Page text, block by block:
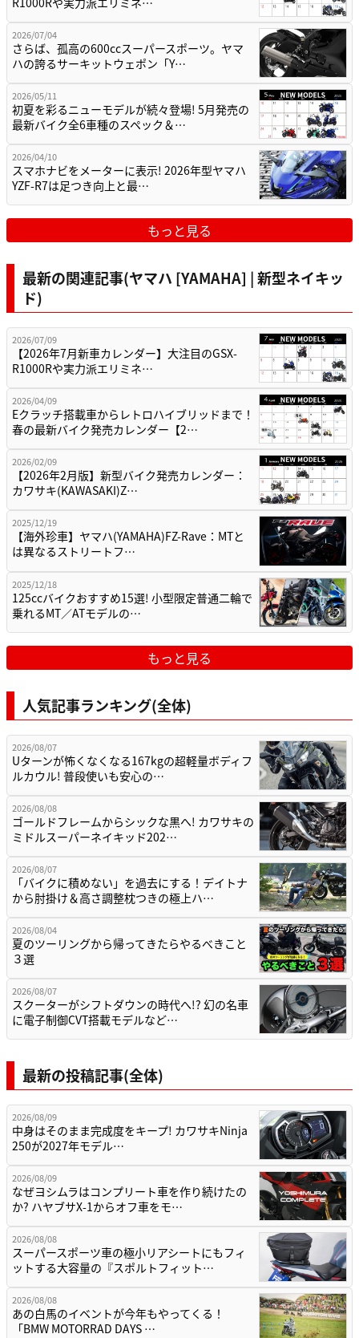
2026/07/04
さらば、孤高の600ccスーパースポーツ。ヤマ
ハの誇るサーキットウェポン「Y…
2026/05/11
初夏を彩るニューモデルが続々登場! 5月発売の
最新バイク全6車種のスペック＆…
2026/04/10
スマホナビをメーターに表示! 2026年型ヤマハ
YZF-R7は足つき向上と最…
もっと見る
最新の関連記事(ヤマハ [YAMAHA] | 新型ネイキッ
ド)
2026/07/09
【2026年7月新車カレンダー】大注目のGSX-
R1000Rや実力派エリミネ…
2026/04/09
Eクラッチ搭載車からレトロハイブリッドまで！
春の最新バイク発売カレンダー【2…
2026/02/09
【2026年2月版】新型バイク発売カレンダー：
カワサキ(KAWASAKI)Z…
2025/12/19
【海外珍車】ヤマハ(YAMAHA)FZ-Rave：MTと
は異なるストリートフ…
2025/12/18
125ccバイクおすすめ15選! 小型限定普通二輪で
乗れるMT／ATモデルの…
もっと見る
人気記事ランキング(全体)
2026/08/07
Uターンが怖くなくなる167kgの超軽量ボディフ
ルカウル! 普段使いも安心の…
2026/08/08
ゴールドフレームからシックな黒へ! カワサキの
ミドルスーパーネイキッド202…
2026/08/07
「バイクに積めない」を過去にする！デイトナ
から肘掛け＆高さ調整枕つきの極上ハ…
2026/08/04
夏のツーリングから帰ってきたらやるべきこと
３選
2026/08/07
スクーターがシフトダウンの時代へ!? 幻の名車
に電子制御CVT搭載モデルなど…
最新の投稿記事(全体)
2026/08/09
中身はそのまま完成度をキープ! カワサキNinja
250が2027年モデル…
2026/08/09
なぜヨシムラはコンプリート車を作り続けたの
か? ハヤブサX-1からオフ車をモ…
2026/08/08
スーパースポーツ車の極小リアシートにもフィ
ットする大容量の『スポルトフィット…
2026/08/08
あの白馬のイベントが今年もやってくる！
「BMW MOTORRAD DAYS …